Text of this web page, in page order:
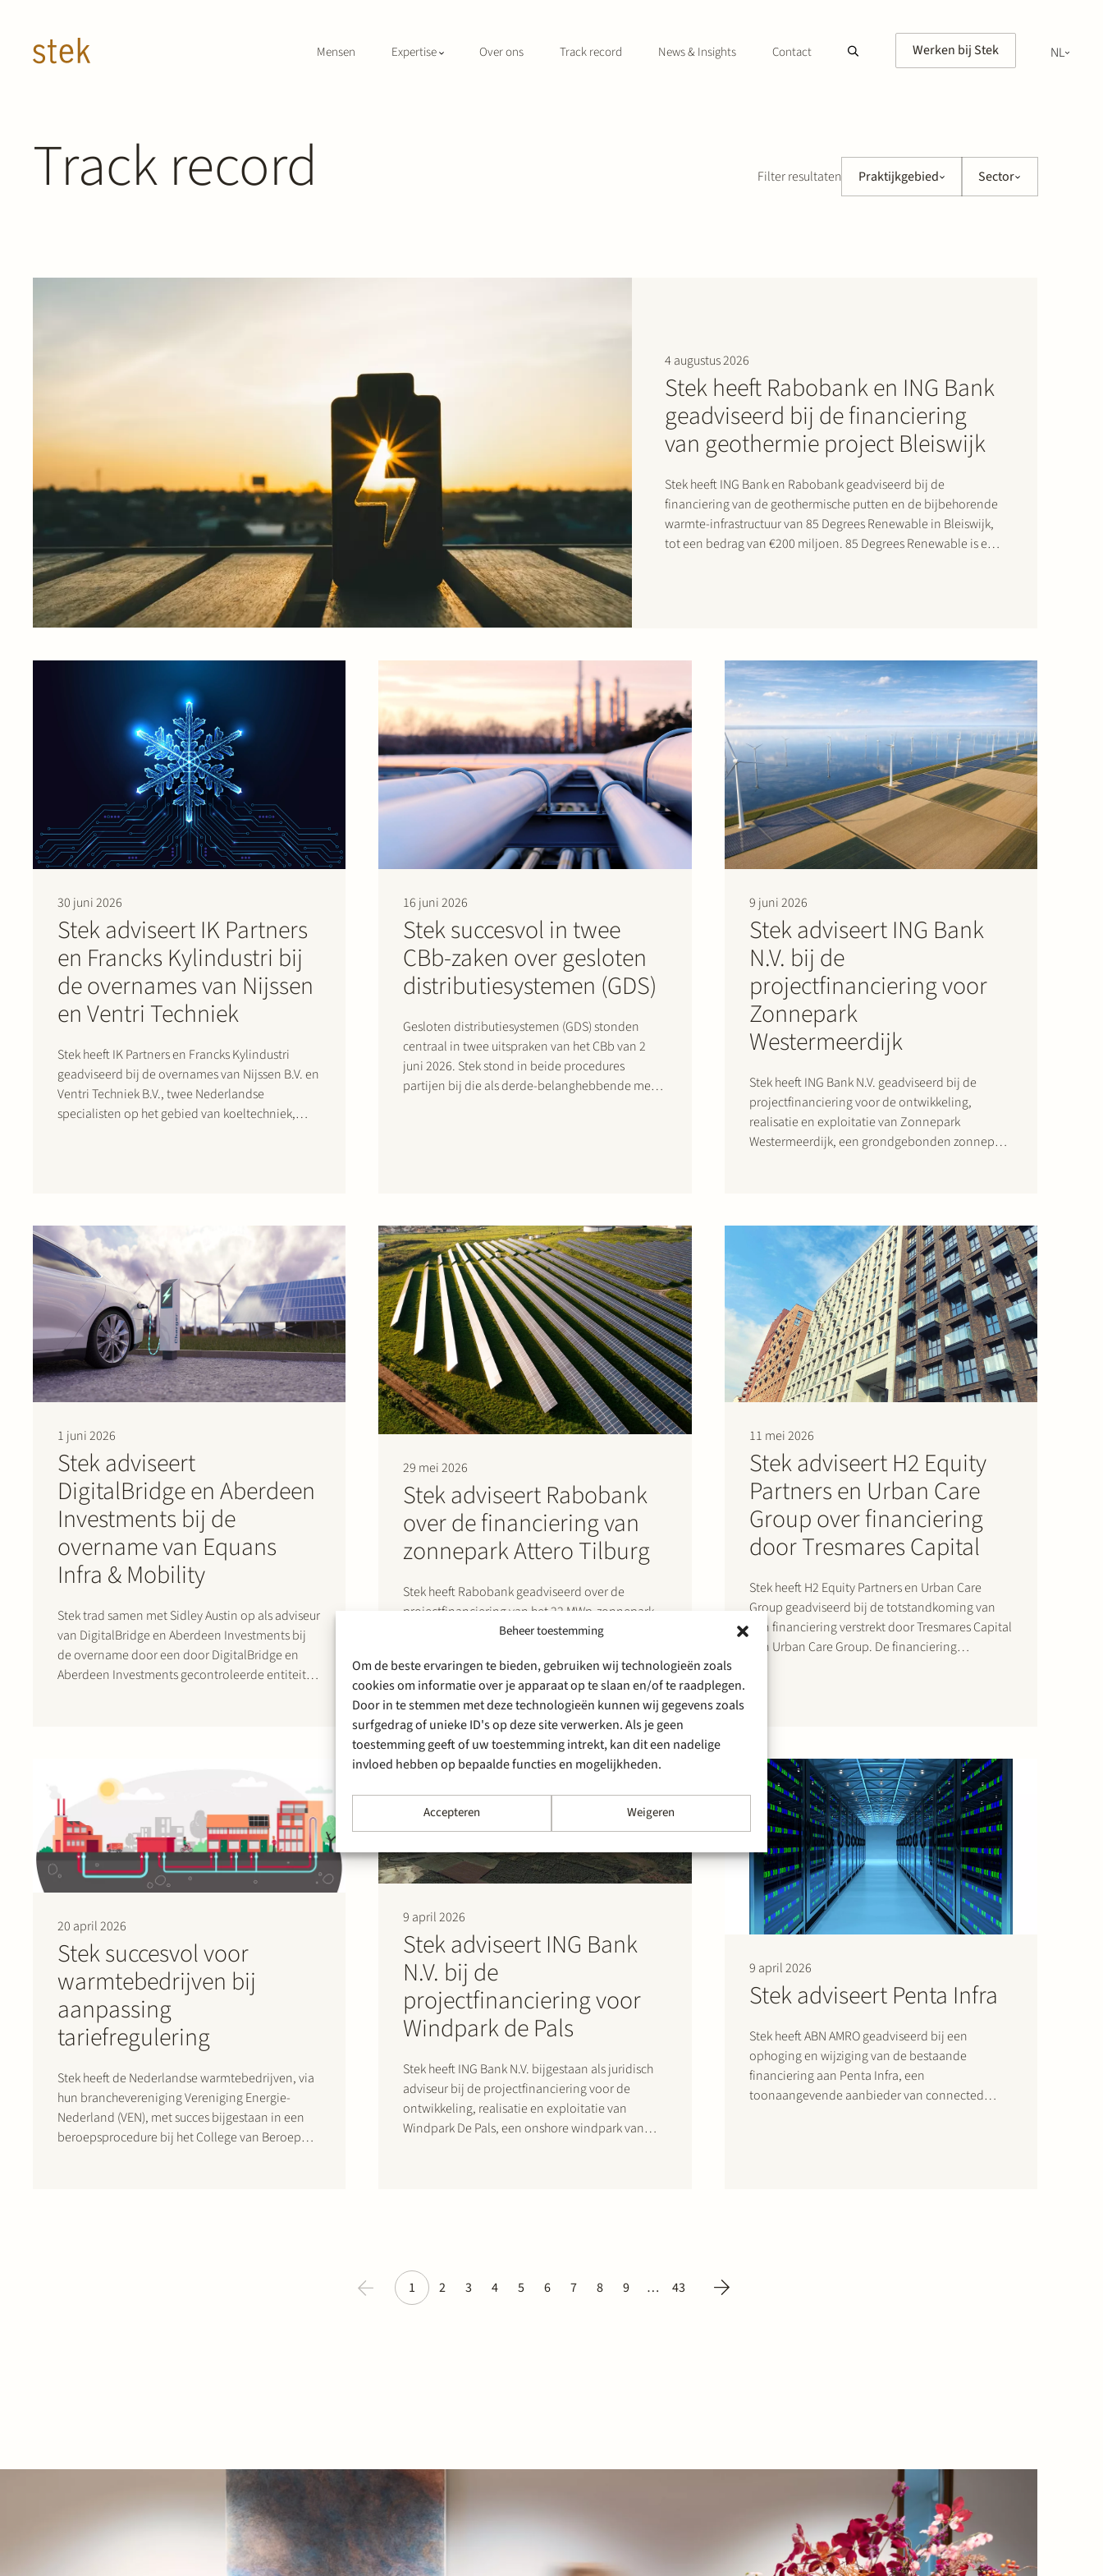
Beheer toestemming
Om de beste ervaringen te bieden, gebruiken wij technologieën zoals
cookies om informatie over je apparaat op te slaan en/of te raadplegen.
Door in te stemmen met deze technologieën kunnen wij gegevens zoals
surfgedrag of unieke ID's op deze site verwerken. Als je geen
toestemming geeft of uw toestemming intrekt, kan dit een nadelige
invloed hebben op bepaalde functies en mogelijkheden.
Accepteren Weigeren
Mensen Expertise Over ons Track record News & Insights Contact Werken bij Stek
NL
Track record Filter resultaten Praktijkgebied Sector
4 augustus 2026
Stek heeft Rabobank en ING Bank
geadviseerd bij de financiering
van geothermie project Bleiswijk
Stek heeft ING Bank en Rabobank geadviseerd bij de
financiering van de geothermische putten en de bijbehorende
warmte-infrastructuur van 85 Degrees Renewable in Bleiswijk,
tot een bedrag van €200 miljoen. 85 Degrees Renewable is een
30 juni 2026
Stek adviseert IK Partners
en Francks Kylindustri bij
de overnames van Nijssen
en Ventri Techniek
Stek heeft IK Partners en Francks Kylindustri
geadviseerd bij de overnames van Nijssen B.V. en
Ventri Techniek B.V., twee Nederlandse
specialisten op het gebied van koeltechniek,
16 juni 2026
Stek succesvol in twee
CBb-zaken over gesloten
distributiesystemen (GDS)
Gesloten distributiesystemen (GDS) stonden
centraal in twee uitspraken van het CBb van 2
juni 2026. Stek stond in beide procedures
partijen bij die als derde-belanghebbende met
9 juni 2026
Stek adviseert ING Bank
N.V. bij de
projectfinanciering voor
Zonnepark
Westermeerdijk
Stek heeft ING Bank N.V. geadviseerd bij de
projectfinanciering voor de ontwikkeling,
realisatie en exploitatie van Zonnepark
Westermeerdijk, een grondgebonden zonnepark
1 juni 2026
Stek adviseert
DigitalBridge en Aberdeen
Investments bij de
overname van Equans
Infra & Mobility
Stek trad samen met Sidley Austin op als adviseur
van DigitalBridge en Aberdeen Investments bij
de overname door een door DigitalBridge en
Aberdeen Investments gecontroleerde entiteit
29 mei 2026
Stek adviseert Rabobank
over de financiering van
zonnepark Attero Tilburg
Stek heeft Rabobank geadviseerd over de
projectfinanciering van het 22 MWp-zonnepark
van Attero in Tilburg. De financiering heeft
exploitatie van het zonne-energieproject, dat in
april 2026 financial close bereikte. Naar
verwachting zal het zonnepark jaarlijks
voldoende duurzame elektriciteit opwekken om
circa…
11 mei 2026
Stek adviseert H2 Equity
Partners en Urban Care
Group over financiering
door Tresmares Capital
Stek heeft H2 Equity Partners en Urban Care
Group geadviseerd bij de totstandkoming van
een financiering verstrekt door Tresmares Capital
aan Urban Care Group. De financiering
20 april 2026
Stek succesvol voor
warmtebedrijven bij
aanpassing
tariefregulering
Stek heeft de Nederlandse warmtebedrijven, via
hun branchevereniging Vereniging Energie-
Nederland (VEN), met succes bijgestaan in een
beroepsprocedure bij het College van Beroep
9 april 2026
Stek adviseert ING Bank
N.V. bij de
projectfinanciering voor
Windpark de Pals
Stek heeft ING Bank N.V. bijgestaan als juridisch
adviseur bij de projectfinanciering voor de
ontwikkeling, realisatie en exploitatie van
Windpark De Pals, een onshore windpark van
9 april 2026
Stek adviseert Penta Infra
Stek heeft ABN AMRO geadviseerd bij een
ophoging en wijziging van de bestaande
financiering aan Penta Infra, een
toonaangevende aanbieder van connected
1 2 3 4 5 6 7 8 9 … 43